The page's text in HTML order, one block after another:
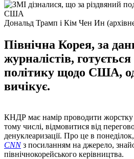
Дональд Трамп і Кім Чен Ин
Північна Корея, за
журналістів,
політику щодо США,
вичікує.
КНДР має намір проводити
тому числі, відмовитися від
денуклеаризації. Про це в
CNNз посиланням на джерело,
північнокорейського керівництва.